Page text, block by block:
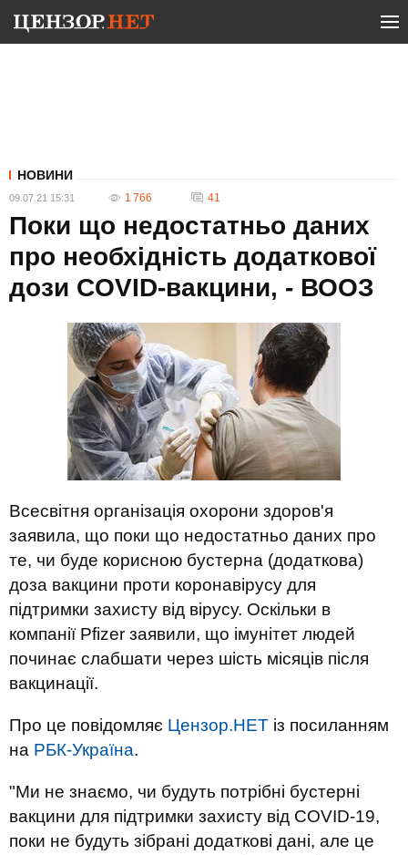
НОВИНИ
09.07.21 15:31 1 766 41
Поки що недостатньо даних
про необхідність додаткової
дози COVID-вакцини, - ВООЗ
Всесвітня організація охорони здоров'я
заявила, що поки що недостатньо даних про
те, чи буде корисною бустерна (додаткова)
доза вакцини проти коронавірусу для
підтримки захисту від вірусу. Оскільки в
компанії Pfizer заявили, що імунітет людей
починає слабшати через шість місяців після
вакцинації.
Про це повідомляє Цензор.НЕТ із посиланням
на РБК-Україна.
"Ми не знаємо, чи будуть потрібні бустерні
вакцини для підтримки захисту від COVID-19,
поки не будуть зібрані додаткові дані, але це